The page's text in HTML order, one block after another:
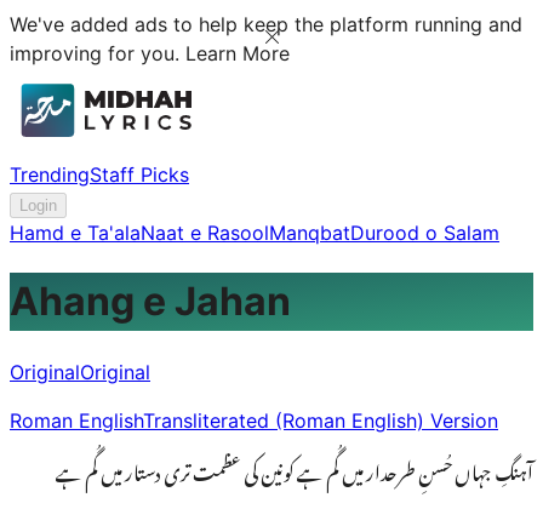
We've added ads to help keep the platform running and
improving for you. Learn More
TrendingStaff Picks
Login
Hamd e Ta'alaNaat e RasoolManqbatDurood o Salam
Ahang e Jahan
OriginalOriginal
Roman EnglishTransliterated (Roman English) Version
آہنگِ جہاں حُسنِ طرحدار میں گُم ہے کونین کی عظمت تری دستار میں گُم ہے